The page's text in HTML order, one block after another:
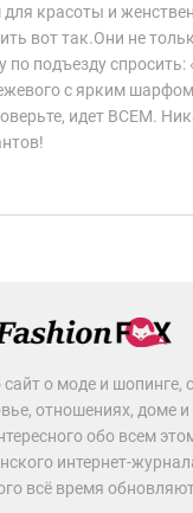
красоты и
вот так.Они не
по подъезду спросить:
с ярким
идет ВСЕМ.
о моде и шопинге,
отношениях, доме
обо всем
интернет-
всё время